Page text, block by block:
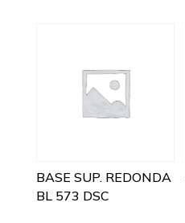
BASE SUP. REDONDA
BL 573 DSC